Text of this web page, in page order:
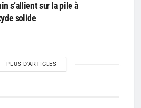
s’allient sur la pile à
solide
PLUS D'ARTICLES